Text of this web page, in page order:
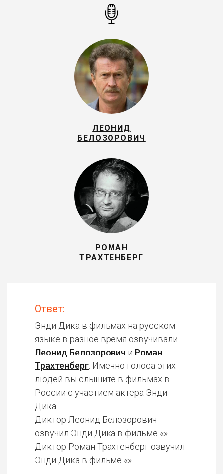
ЛЕОНИД
БЕЛОЗОРОВИЧ
РОМАН
ТРАХТЕНБЕРГ
Ответ:
Энди Дика в фильмах на русском
языке в разное время озвучивали
Леонид Белозорович и Роман
Трахтенберг . Именно голоса этих
людей вы слышите в фильмах в
России с участием актера Энди
Дика.
Диктор Леонид Белозорович
озвучил Энди Дика в фильме «».
Диктор Роман Трахтенберг озвучил
Энди Дика в фильме «».